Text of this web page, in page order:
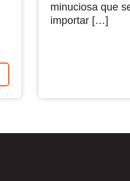
minuciosa que
importar […]